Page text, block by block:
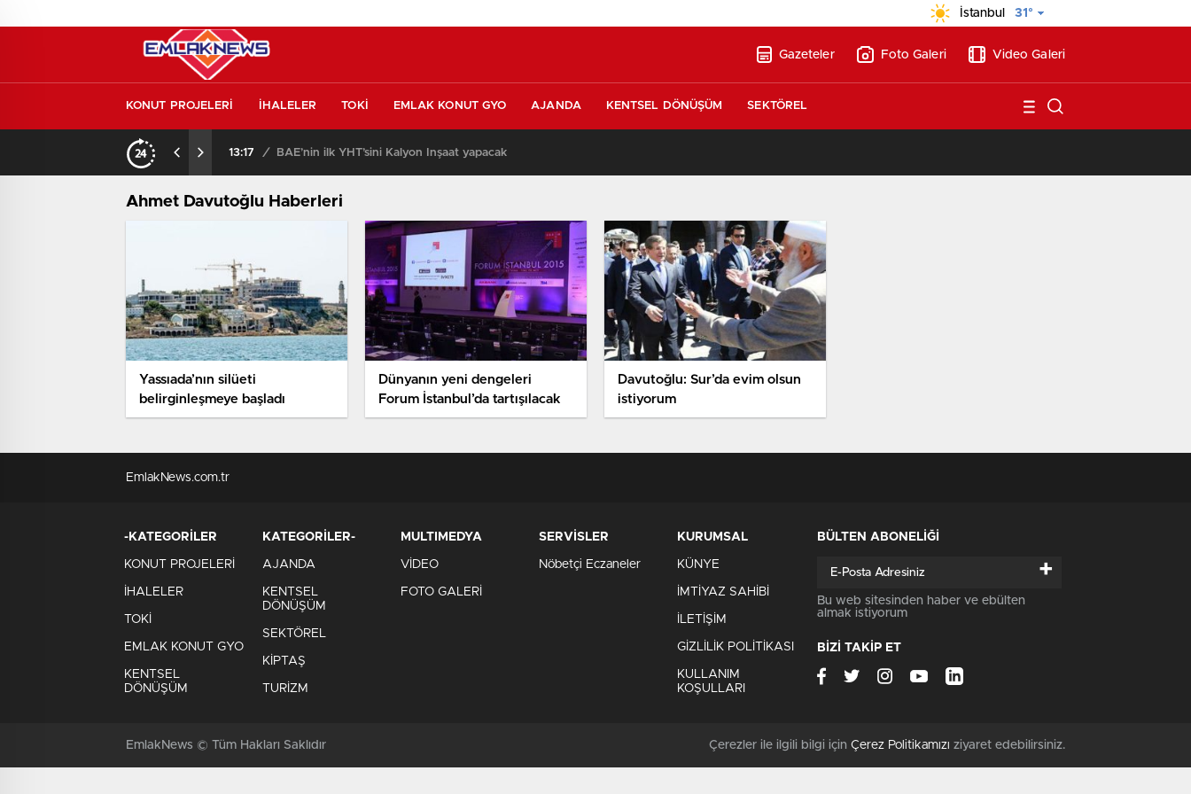
İstanbul 31°
Gazeteler Foto Galeri Video Galeri
KONUT PROJELERİ İHALELER TOKİ EMLAK KONUT GYO AJANDA KENTSEL DÖNÜŞÜM SEKTÖREL
13:17 / BAE’nin ilk YHT’sini Kalyon İnşaat yapacak
Ahmet Davutoğlu Haberleri
Yassıada’nın silüeti
belirginleşmeye başladı
Dünyanın yeni dengeleri
Forum İstanbul’da tartışılacak
Davutoğlu: Sur’da evim olsun
istiyorum
EmlakNews.com.tr
-KATEGORİLER
KONUT PROJELERİ
İHALELER
TOKİ
EMLAK KONUT GYO
KENTSEL
DÖNÜŞÜM
KATEGORİLER-
AJANDA
KENTSEL
DÖNÜŞÜM
SEKTÖREL
KİPTAŞ
TURİZM
MULTIMEDYA
VİDEO
FOTO GALERİ
SERVİSLER
Nöbetçi Eczaneler
KURUMSAL
KÜNYE
İMTİYAZ SAHİBİ
İLETİŞİM
GİZLİLİK POLİTİKASI
KULLANIM
KOŞULLARI
BÜLTEN ABONELİĞİ
+
Bu web sitesinden haber ve ebülten
almak istiyorum
BİZİ TAKİP ET
EmlakNews © Tüm Hakları Saklıdır Çerezler ile ilgili bilgi için Çerez Politikamızı ziyaret edebilirsiniz.